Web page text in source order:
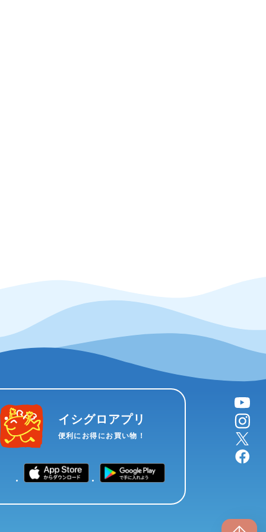
イシグロアプリ
便利にお得にお買い物！
YouTube
instagram
X
facebook